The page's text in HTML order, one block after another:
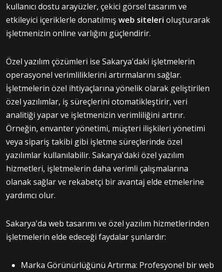
kullanıcı dostu arayüzler, çekici görsel tasarım ve
etkileyici içeriklerle donatılmış web siteleri oluşturarak
işletmenizin online varlığını güçlendirir.
Özel yazılım çözümleri ise Sakarya'daki işletmelerin
operasyonel verimliliklerini artırmalarını sağlar.
İşletmelerin özel ihtiyaçlarına yönelik olarak geliştirilen
özel yazılımlar, iş süreçlerini otomatikleştirir, veri
analitiği yapar ve işletmenizin verimliliğini artırır.
Örneğin, envanter yönetimi, müşteri ilişkileri yönetimi
veya sipariş takibi gibi işletme süreçlerinde özel
yazılımlar kullanılabilir. Sakarya'daki özel yazılım
hizmetleri, işletmelerin daha verimli çalışmalarına
olanak sağlar ve rekabetçi bir avantaj elde etmelerine
yardımcı olur.
Sakarya'da web tasarımı ve özel yazılım hizmetlerinden
işletmelerin elde edeceği faydalar şunlardır:
Marka Görünürlüğünü Artırma: Profesyonel bir web